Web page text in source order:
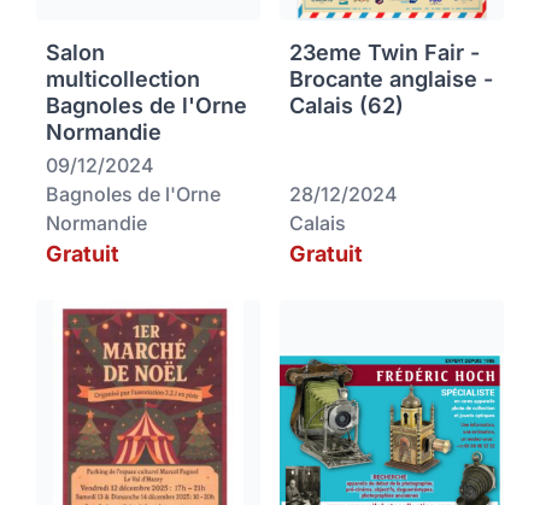
Salon
multicollection
Bagnoles de l'Orne
Normandie
09/12/2024
Bagnoles de l'Orne
Normandie
Gratuit
23eme Twin Fair -
Brocante anglaise -
Calais (62)
28/12/2024
Calais
Gratuit